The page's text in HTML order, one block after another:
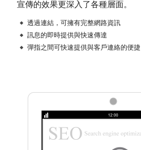
宣傳的效果更深入了各種層面。
透過連結，可擁有完整網路資訊
訊息的即時提供與快速傳達
彈指之間可快速提供與客戶連絡的便捷